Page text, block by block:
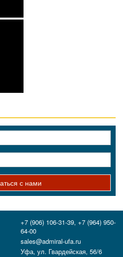
с нами
+7 (906) 106-31-39, +7 (964) 950-
64-00
sales@admiral-ufa.ru
Уфа, ул. Гвардейская, 56/6